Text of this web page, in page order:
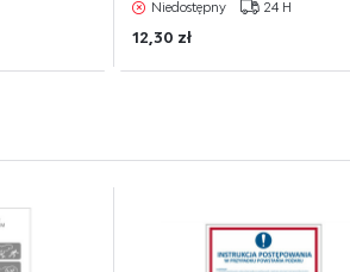
Niedostępny 24 H
12,30 zł